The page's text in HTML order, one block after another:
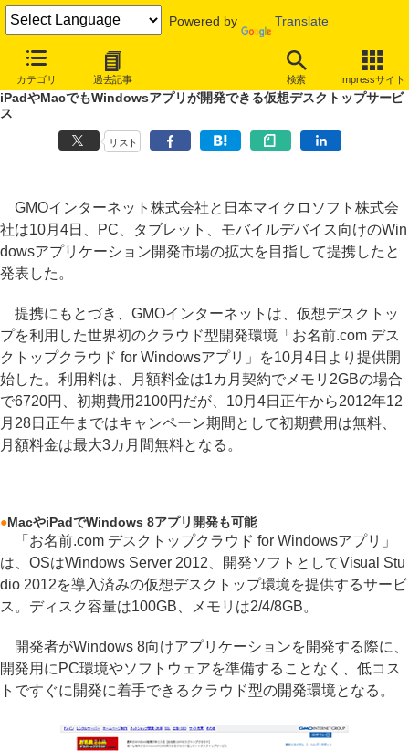
Powered by Translate
カテゴリ 過去記事 検索 Impressサイト
GMOとMSが提携、世界で初めてWindowsアプリのクラウド型開発環
境を提供
iPadやMacでもWindowsアプリが開発できる仮想デスクトップサービ
ス
リスト
GMOインターネット株式会社と日本マイクロソフト株式会
社は10月4日、PC、タブレット、モバイルデバイス向けのWin
dowsアプリケーション開発市場の拡大を目指して提携したと
発表した。
提携にもとづき、GMOインターネットは、仮想デスクトッ
プを利用した世界初のクラウド型開発環境「お名前.com デス
クトップクラウド for Windowsアプリ」を10月4日より提供開
始した。利用料は、月額料金は1カ月契約でメモリ2GBの場合
で6720円、初期費用2100円だが、10月4日正午から2012年12
月28日正午まではキャンペーン期間として初期費用は無料、
月額料金は最大3カ月間無料となる。
●MacやiPadでWindows 8アプリ開発も可能
「お名前.com デスクトップクラウド for Windowsアプリ」
は、OSはWindows Server 2012、開発ソフトとしてVisual Stu
dio 2012を導入済みの仮想デスクトップ環境を提供するサービ
ス。ディスク容量は100GB、メモリは2/4/8GB。
開発者がWindows 8向けアプリケーションを開発する際に、
開発用にPC環境やソフトウェアを準備することなく、低コス
トですぐに開発に着手できるクラウド型の開発環境となる。